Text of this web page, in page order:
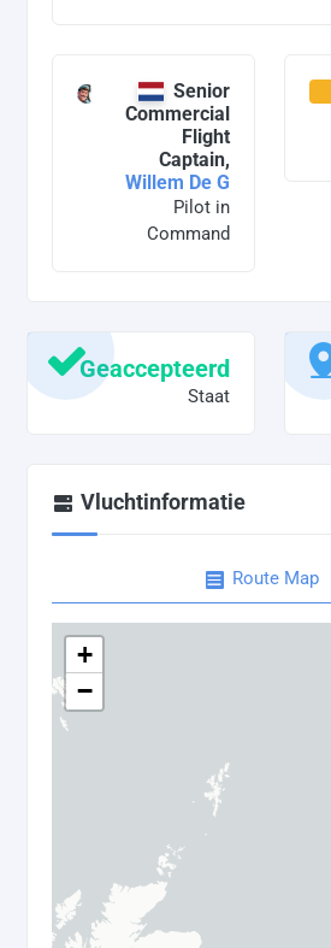
Senior
Commercial
Flight
Captain,
Willem De G
Pilot in
Command
Geaccepteerd
Staat
Vluchtinformatie
Route Map
+
−